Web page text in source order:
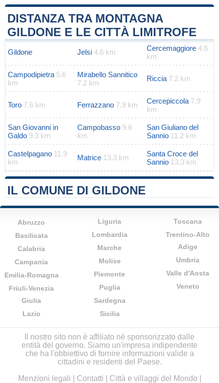
+
−
DISTANZA TRA MONTAGNA
GILDONE E LE CITTÀ LIMITROFE
Gildone Jelsi 4.6 km Cercemaggiore 4.6
km
Campodipietra 5.6
km
Mirabello Sannitico
7.2 km
Riccia 7.2 km
Toro 7.6 km Ferrazzano 7.9 km Cercepiccola 7.9
km
San Giovanni in
Galdo 9.3 km
Campobasso 9.6
km
San Giuliano del
Sannio 11.2 km
Castelpagano 11.9
km
Matrice 13.3 km
Santa Croce del
Sannio 13.3 km
IL COMUNE DI GILDONE
Abruzzo
Basilicata
Calabria
Campania
Emilia-Romagna
Friuli-Venezia
Giulia
Lazio
Liguria
Lombardia
Marche
Molise
Piemonte
Puglia
Sardegna
Sicilia
Toscana
Trentino-Alto
Adige
Umbria
Valle d'Aosta
Veneto
Il nostro sito non è affiliato né sponsorizzato dalle
entità del governo. Siamo un'impresa indipendente
che ha l'obbiettivo di fornire informazioni valide a
cittadini e residenti del Paese.
Menzioni legali
Contatti Città e villaggi del Mondo